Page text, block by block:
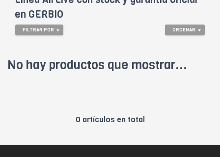
en GERBIO
ORDENAR
FILTRAR POR
No hay productos que mostrar...
0 artículos en total